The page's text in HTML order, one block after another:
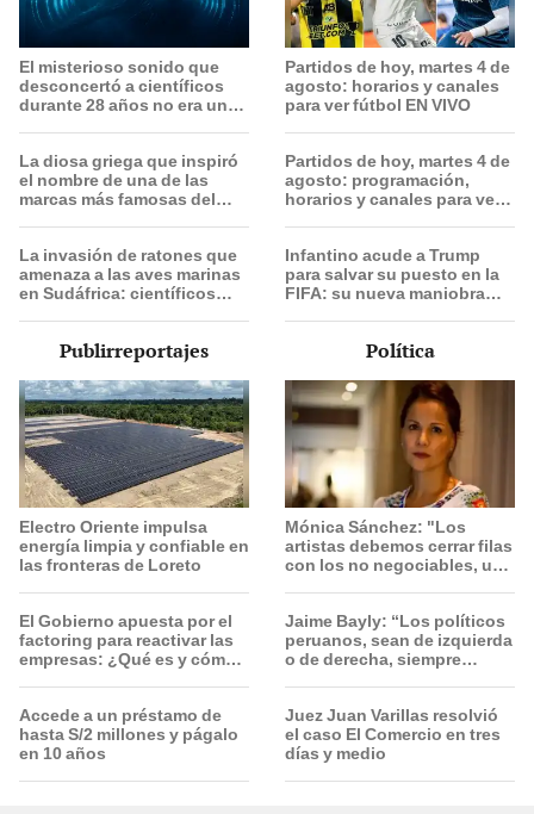
El misterioso sonido que
desconcertó a científicos
durante 28 años no era un
La diosa griega que inspiró
el nombre de una de las
marcas más famosas del
La invasión de ratones que
amenaza a las aves marinas
en Sudáfrica: científicos
Partidos de hoy, martes 4 de
agosto: horarios y canales
para ver fútbol EN VIVO
Partidos de hoy, martes 4 de
agosto: programación,
horarios y canales para ver
Infantino acude a Trump
para salvar su puesto en la
FIFA: su nueva maniobra
Publirreportajes
Electro Oriente impulsa
energía limpia y confiable en
las fronteras de Loreto
El Gobierno apuesta por el
factoring para reactivar las
empresas: ¿Qué es y cómo
Accede a un préstamo de
hasta S/2 millones y págalo
en 10 años
Política
Mónica Sánchez: "Los
artistas debemos cerrar filas
con los no negociables, uno
Jaime Bayly: “Los políticos
peruanos, sean de izquierda
o de derecha, siempre
Juez Juan Varillas resolvió
el caso El Comercio en tres
días y medio